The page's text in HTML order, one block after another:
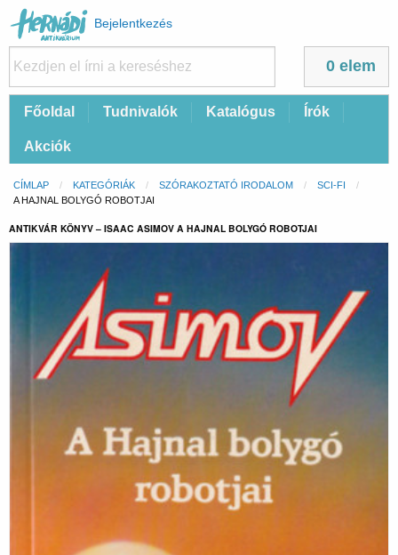
Felhasználói
fiók
menüje
Bejelentkezés
0 elem
FőFőoldal Tudnivalók Katalógus Írók
Akciók
Morzsa
CÍMLAP KATEGÓRIÁK SZÓRAKOZTATÓ IRODALOM
SCI-FI
CURRENT:
A HAJNAL BOLYGÓ ROBOTJAI
ANTIKVÁR KÖNYV – ISAAC ASIMOV A HAJNAL BOLYGÓ ROBOTJAI